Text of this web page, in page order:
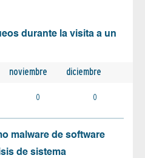
durante la visita a un
noviembre diciembre
0 0
malware de software
de sistema